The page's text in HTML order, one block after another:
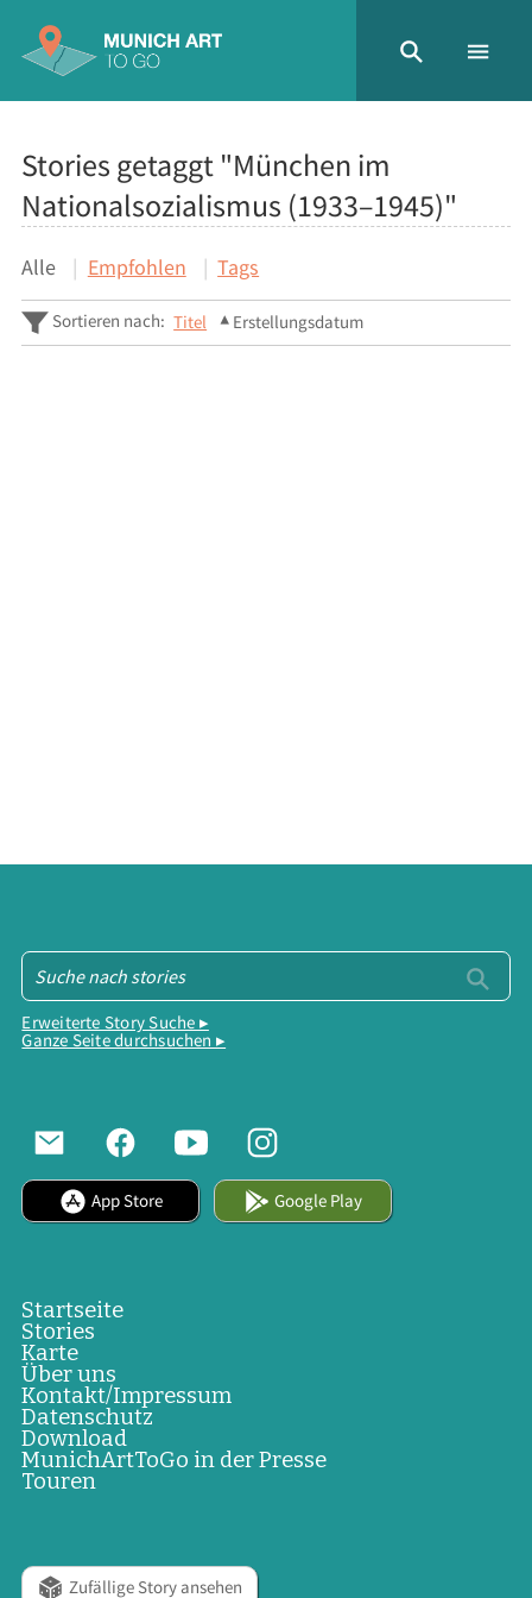
Stories getaggt "München im
Nationalsozialismus (1933–1945)"
Alle Empfohlen Tags
Sortieren nach: Titel Erstellungsdatum
Erweiterte Story Suche ▸
Ganze Seite durchsuchen ▸
App Store Google Play
Startseite
Stories
Karte
Über uns
Kontakt/Impressum
Datenschutz
Download
MunichArtToGo in der Presse
Touren
Zufällige Story ansehen